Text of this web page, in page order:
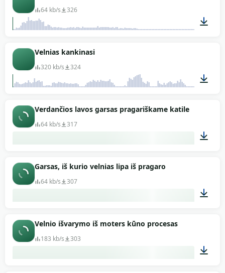
64 kb/s 326
Velnias kankinasi
320 kb/s 324
Verdančios lavos garsas pragariškame katile
64 kb/s 317
Garsas, iš kurio velnias lipa iš pragaro
64 kb/s 307
Velnio išvarymo iš moters kūno procesas
183 kb/s 303